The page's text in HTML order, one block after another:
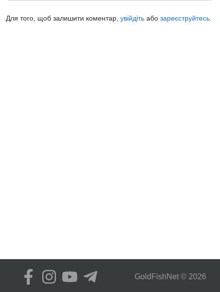
Для того, щоб залишити коментар, увійдіть або зареєструйтесь
GoldFіshNet © 2026